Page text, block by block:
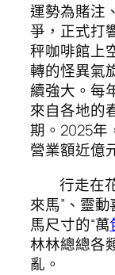
運勢為賭注
爭，正式打
秤咖啡館上
轉的怪異氣
續強大。每
來自各地的
期。2025年
營業額近億
行走在
來馬”、靈
馬尺寸的“萬
林林總總各
亂。